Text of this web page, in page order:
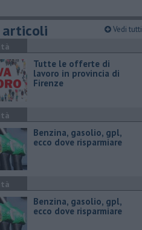
Vedi tutti
​Tutte le offerte di
lavoro in provincia di
Firenze
​Benzina, gasolio, gpl,
ecco dove risparmiare
​Benzina, gasolio, gpl,
ecco dove risparmiare